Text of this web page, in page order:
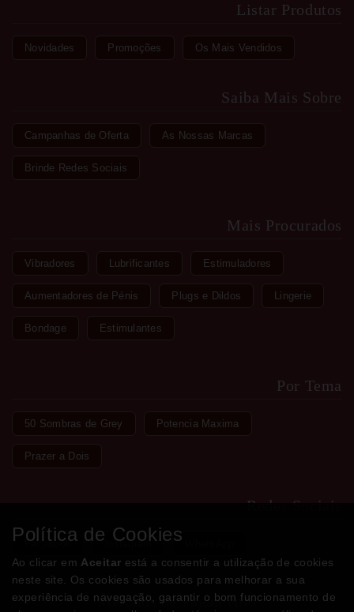
Listar Produtos
Novidades Promoções Os Mais Vendidos
Saiba Mais Sobre
Campanhas de Oferta As Nossas Marcas
Brinde Redes Sociais
Mais Procurados
Vibradores Lubrificantes Estimuladores
Aumentadores de Pénis Plugs e Dildos Lingerie
Bondage Estimulantes
Por Tema
50 Sombras de Grey Potencia Maxima
Prazer a Dois
Redes Sociais
Facebook Instagram
Métodos de Pagamento
Política de Cookies
Ao clicar em Aceitar está a consentir a utilização de cookies
neste site. Os cookies são usados para melhorar a sua
experiência de navegação, garantir o bom funcionamento de